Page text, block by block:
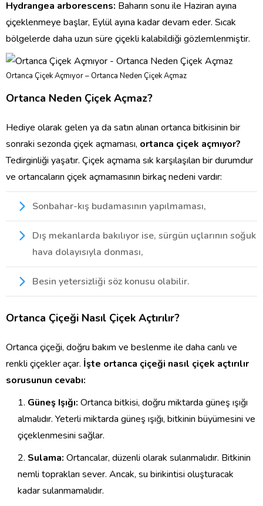
Hydrangea arborescens: Baharın sonu ile Haziran ayına
çiçeklenmeye başlar, Eylül ayına kadar devam eder. Sıcak
bölgelerde daha uzun süre çiçekli kalabildiği gözlemlenmiştir.
Ortanca Çiçek Açmıyor – Ortanca Neden Çiçek Açmaz
Ortanca Neden Çiçek Açmaz?
Hediye olarak gelen ya da satın alınan ortanca bitkisinin bir
sonraki sezonda çiçek açmaması, ortanca çiçek açmıyor?
Tedirginliği yaşatır. Çiçek açmama sık karşılaşılan bir durumdur
ve ortancaların çiçek açmamasının birkaç nedeni vardır:
Sonbahar-kış budamasının yapılmaması,
Dış mekanlarda bakılıyor ise, sürgün uçlarının soğuk
hava dolayısıyla donması,
Besin yetersizliği söz konusu olabilir.
Ortanca Çiçeği Nasıl Çiçek Açtırılır?
Ortanca çiçeği, doğru bakım ve beslenme ile daha canlı ve
renkli çiçekler açar. İşte ortanca çiçeği nasıl çiçek açtırılır
sorusunun cevabı:
Güneş Işığı: Ortanca bitkisi, doğru miktarda güneş ışığı
almalıdır. Yeterli miktarda güneş ışığı, bitkinin büyümesini ve
çiçeklenmesini sağlar.
Sulama: Ortancalar, düzenli olarak sulanmalıdır. Bitkinin
nemli toprakları sever. Ancak, su birikintisi oluşturacak
kadar sulanmamalıdır.